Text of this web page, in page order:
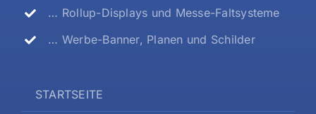
… Rollup-Displays und Messe-Faltsysteme
… Werbe-Banner, Planen und Schilder
STARTSEITE